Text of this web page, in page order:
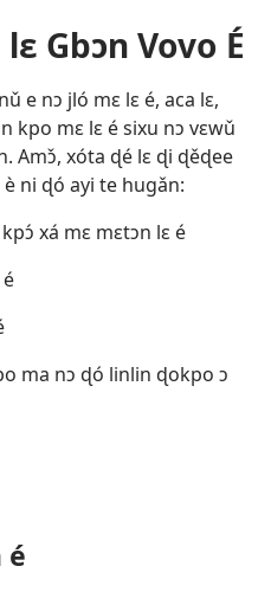
Gbɔn Vovo É
e nɔ jló mɛ lɛ é, aca lɛ,
kpo mɛ lɛ é sixu nɔ vɛwǔ
Amɔ̌, xóta ɖé lɛ ɖi ɖěɖee
è ni ɖó ayi te hugǎn:
xá mɛ mɛtɔn lɛ é
ma nɔ ɖó linlin ɖokpo ɔ
é